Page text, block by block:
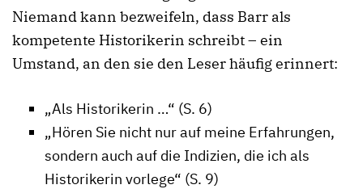
Niemand kann bezweifeln, dass Barr als
kompetente Historikerin schreibt – ein
Umstand, an den sie den Leser häufig erinnert:
„Als Historikerin …“ (S. 6)
„Hören Sie nicht nur auf meine Erfahrungen,
sondern auch auf die Indizien, die ich als
Historikerin vorlege“ (S. 9)